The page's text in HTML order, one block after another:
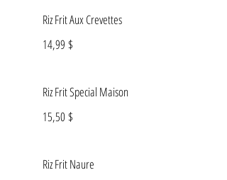
Riz Frit Aux Crevettes
14,99 $
Riz Frit Special Maison
15,50 $
Riz Frit Naure